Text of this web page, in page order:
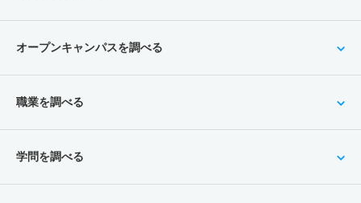
オープンキャンパスを調べる
職業を調べる
学問を調べる